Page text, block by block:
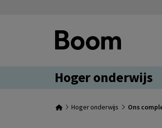
Hoger onderwijs
Hoger onderwijs Ons